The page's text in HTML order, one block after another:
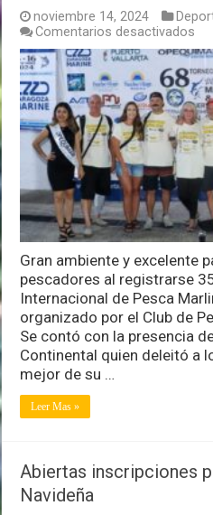
noviembre 14, 2024
Comentarios desactivados
Un
el
68°
de
y
Gran ambiente y excelente
pescadores al registrarse
Internacional de Pesca
organizado por el Club de
Se contó con la presencia
Continental quien deleitó a
mejor de su …
Leer Mas »
Abiertas inscripciones
Navideña